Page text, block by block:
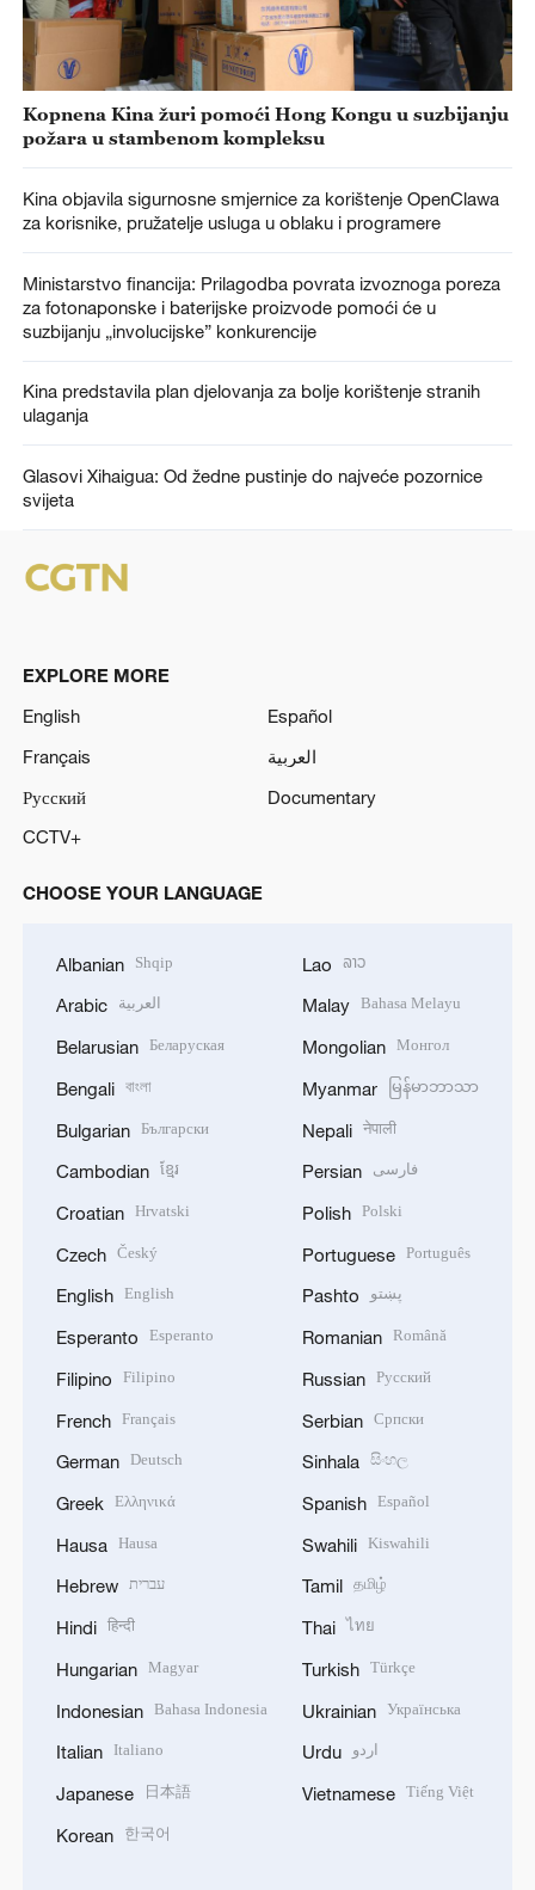
Kopnena Kina žuri pomoći Hong Kongu u suzbijanju
požara u stambenom kompleksu
Kina objavila sigurnosne smjernice za korištenje OpenClawa
za korisnike, pružatelje usluga u oblaku i programere
Ministarstvo financija: Prilagodba povrata izvoznoga poreza
za fotonaponske i baterijske proizvode pomoći će u
suzbijanju „involucijske” konkurencije
Kina predstavila plan djelovanja za bolje korištenje stranih
ulaganja
Glasovi Xihaigua: Od žedne pustinje do najveće pozornice
svijeta
EXPLORE MORE
English
Español
Français
العربية
Русский
Documentary
CCTV+
CHOOSE YOUR LANGUAGE
Albanian Shqip
Arabic العربية
Belarusian Беларуская
Bengali বাংলা
Bulgarian Български
Cambodian ខ្មែរ
Croatian Hrvatski
Czech Český
English English
Esperanto Esperanto
Filipino Filipino
French Français
German Deutsch
Greek Ελληνικά
Hausa Hausa
Hebrew עברית
Hindi हिन्दी
Hungarian Magyar
Indonesian Bahasa Indonesia
Italian Italiano
Japanese 日本語
Korean 한국어
Lao ລາວ
Malay Bahasa Melayu
Mongolian Монгол
Myanmar မြန်မာဘာသာ
Nepali नेपाली
Persian فارسی
Polish Polski
Portuguese Português
Pashto پښتو
Romanian Română
Russian Русский
Serbian Српски
Sinhala සිංහල
Spanish Español
Swahili Kiswahili
Tamil தமிழ்
Thai ไทย
Turkish Türkçe
Ukrainian Українська
Urdu اردو
Vietnamese Tiếng Việt